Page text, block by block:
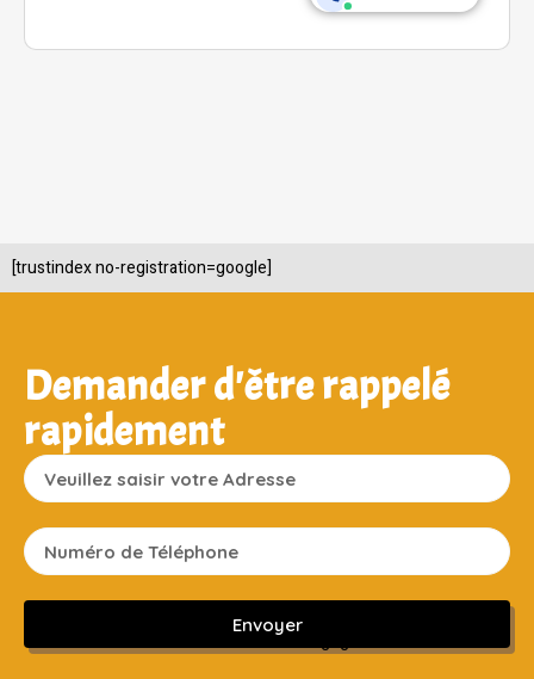
[trustindex no-registration=google]
Demander d'être rappelé
rapidement
Envoyer
Sans engagement ni frais cachés